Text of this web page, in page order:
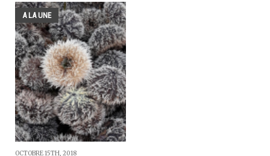
A LA UNE
OCTOBRE 15TH, 2018